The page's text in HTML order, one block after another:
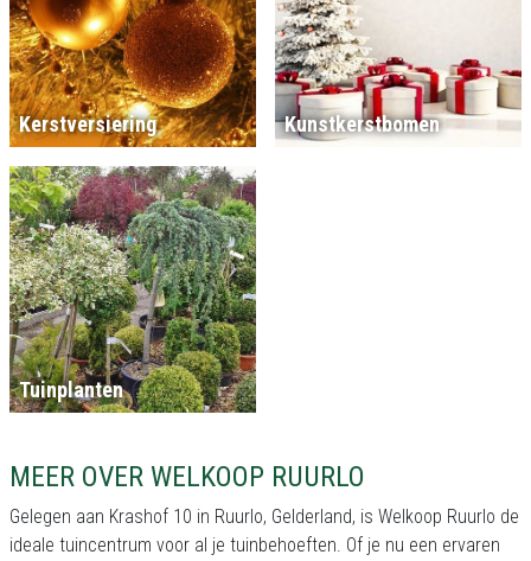
Kerstversiering Kunstkerstbomen
Tuinplanten
MEER OVER WELKOOP RUURLO
Gelegen aan Krashof 10 in Ruurlo, Gelderland, is Welkoop Ruurlo de
ideale tuincentrum voor al je tuinbehoeften. Of je nu een ervaren